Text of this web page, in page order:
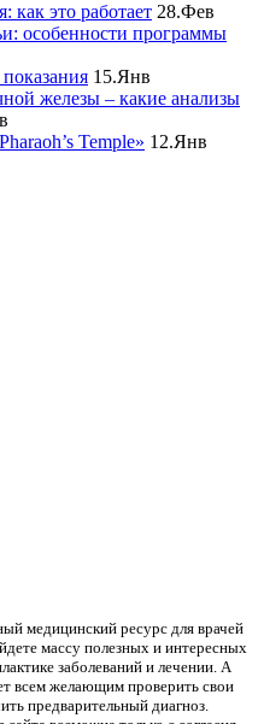
как это работает 28.Фев
особенности программы
15.Янв
железы – какие анализы
Temple» 12.Янв
медицинский ресурс для врачей
массу полезных и интересных
заболеваний и лечении. А
всем желающим проверить свои
предварительный диагноз.